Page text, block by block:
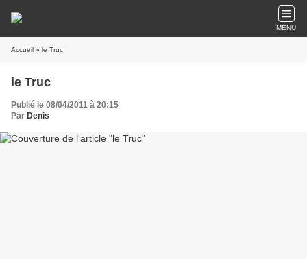
MENU
Accueil » le Truc
le Truc
Publié le 08/04/2011 à 20:15
Par Denis